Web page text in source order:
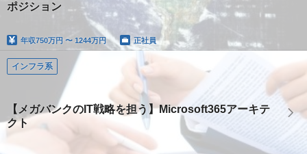
ポジション
年収750万円 〜 1244万円 正社員
インフラ系
【メガバンクのIT戦略を担う】Microsoft365アーキテ
クト